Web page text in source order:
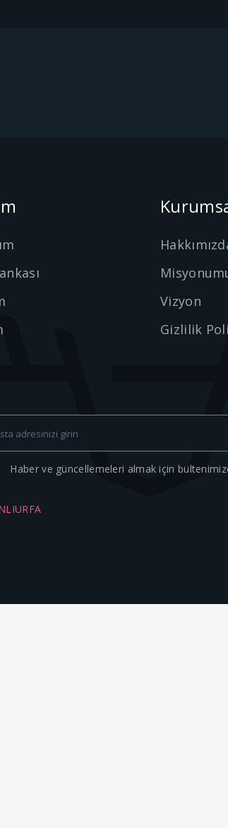
Vizyon
Gizlilik
Haber ve güncellemeleri almak için